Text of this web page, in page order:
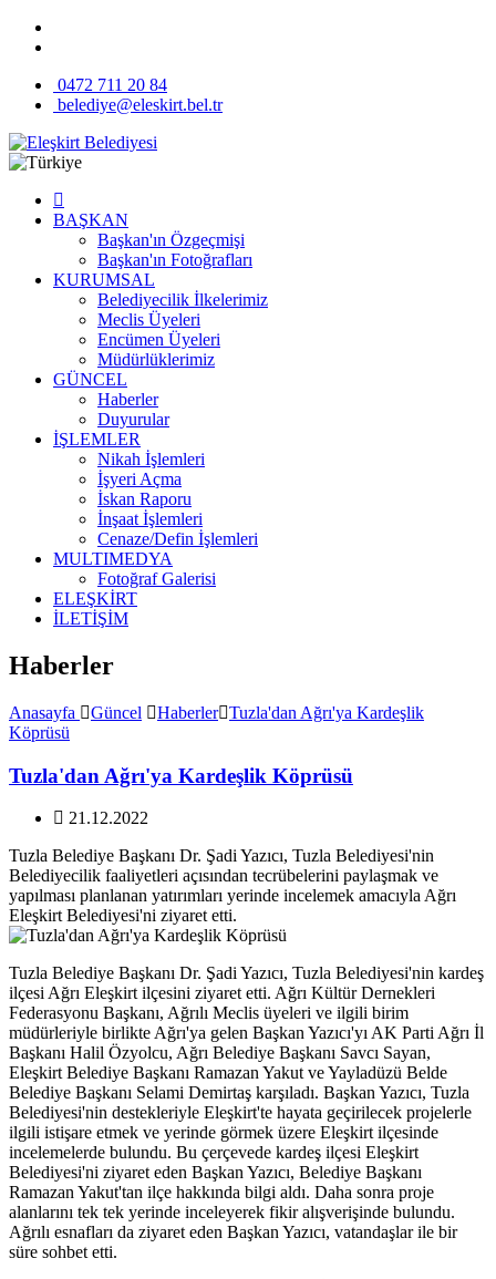
0472 711 20 84
belediye@eleskirt.bel.tr
BAŞKAN
Başkan'ın Özgeçmişi
Başkan'ın Fotoğrafları
KURUMSAL
Belediyecilik İlkelerimiz
Meclis Üyeleri
Encümen Üyeleri
Müdürlüklerimiz
GÜNCEL
Haberler
Duyurular
İŞLEMLER
Nikah İşlemleri
İşyeri Açma
İskan Raporu
İnşaat İşlemleri
Cenaze/Defin İşlemleri
MULTIMEDYA
Fotoğraf Galerisi
ELEŞKİRT
İLETİŞİM
Haberler
Anasayfa Güncel Haberler Tuzla'dan Ağrı'ya Kardeşlik
Köprüsü
Tuzla'dan Ağrı'ya Kardeşlik Köprüsü
21.12.2022
Tuzla Belediye Başkanı Dr. Şadi Yazıcı, Tuzla Belediyesi'nin
Belediyecilik faaliyetleri açısından tecrübelerini paylaşmak ve
yapılması planlanan yatırımları yerinde incelemek amacıyla Ağrı
Eleşkirt Belediyesi'ni ziyaret etti.
Tuzla Belediye Başkanı Dr. Şadi Yazıcı, Tuzla Belediyesi'nin kardeş
ilçesi Ağrı Eleşkirt ilçesini ziyaret etti. Ağrı Kültür Dernekleri
Federasyonu Başkanı, Ağrılı Meclis üyeleri ve ilgili birim
müdürleriyle birlikte Ağrı'ya gelen Başkan Yazıcı'yı AK Parti Ağrı İl
Başkanı Halil Özyolcu, Ağrı Belediye Başkanı Savcı Sayan,
Eleşkirt Belediye Başkanı Ramazan Yakut ve Yayladüzü Belde
Belediye Başkanı Selami Demirtaş karşıladı. Başkan Yazıcı, Tuzla
Belediyesi'nin destekleriyle Eleşkirt'te hayata geçirilecek projelerle
ilgili istişare etmek ve yerinde görmek üzere Eleşkirt ilçesinde
incelemelerde bulundu. Bu çerçevede kardeş ilçesi Eleşkirt
Belediyesi'ni ziyaret eden Başkan Yazıcı, Belediye Başkanı
Ramazan Yakut'tan ilçe hakkında bilgi aldı. Daha sonra proje
alanlarını tek tek yerinde inceleyerek fikir alışverişinde bulundu.
Ağrılı esnafları da ziyaret eden Başkan Yazıcı, vatandaşlar ile bir
süre sohbet etti.